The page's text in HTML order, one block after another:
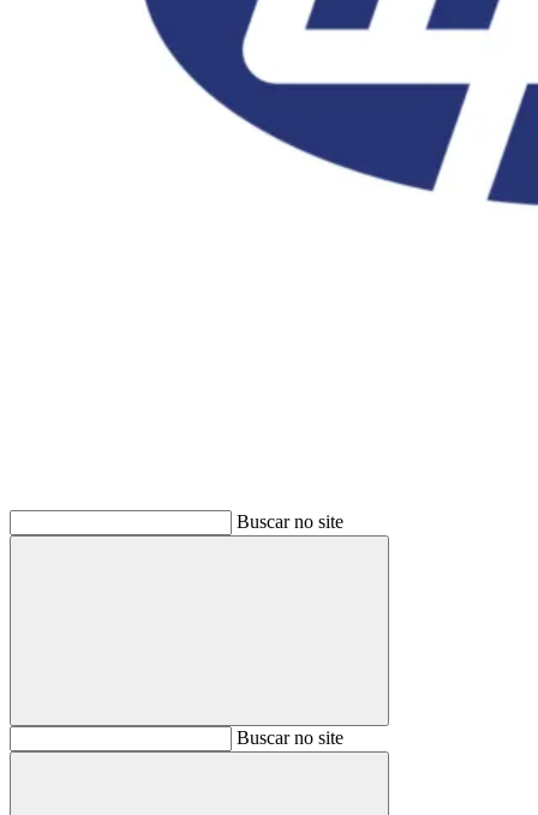
Buscar no site
BuscarBuscar no site